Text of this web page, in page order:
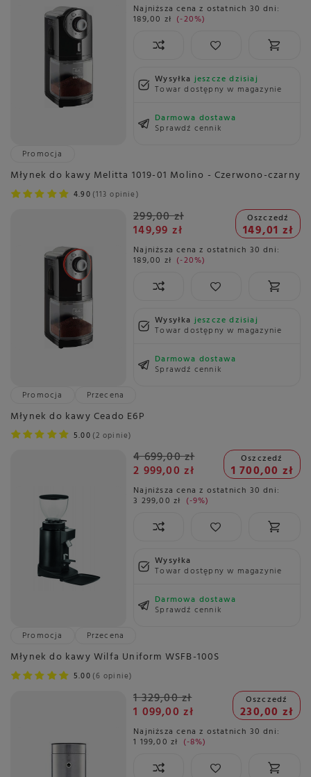
Najniższa cena z ostatnich 30 dni:
189,00 zł -20%
Wysyłkajeszcze dzisiaj
Towar dostępny w magazynie
Darmowa dostawa
Sprawdź cennik
Promocja
Młynek do kawy Melitta 1019-01 Molino - Czerwono-czarny
4.90 113 opinie
299,00 zł
149,99 zł
Oszczedź
149,01 zł
Najniższa cena z ostatnich 30 dni:
189,00 zł -20%
Wysyłkajeszcze dzisiaj
Towar dostępny w magazynie
Darmowa dostawa
Sprawdź cennik
Promocja
Przecena
Młynek do kawy Ceado E6P
5.00 2 opinie
4 699,00 zł
2 999,00 zł
Oszczedź
1 700,00 zł
Najniższa cena z ostatnich 30 dni:
3 299,00 zł -9%
Wysyłka
Towar dostępny w magazynie
Darmowa dostawa
Sprawdź cennik
Promocja
Przecena
Młynek do kawy Wilfa Uniform WSFB-100S
5.00 6 opinie
1 329,00 zł
1 099,00 zł
Oszczedź
230,00 zł
Najniższa cena z ostatnich 30 dni:
1 199,00 zł -8%